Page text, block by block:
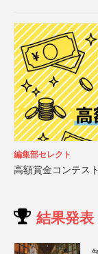
編集部セレクト
高額賞金コンテス
結果発表